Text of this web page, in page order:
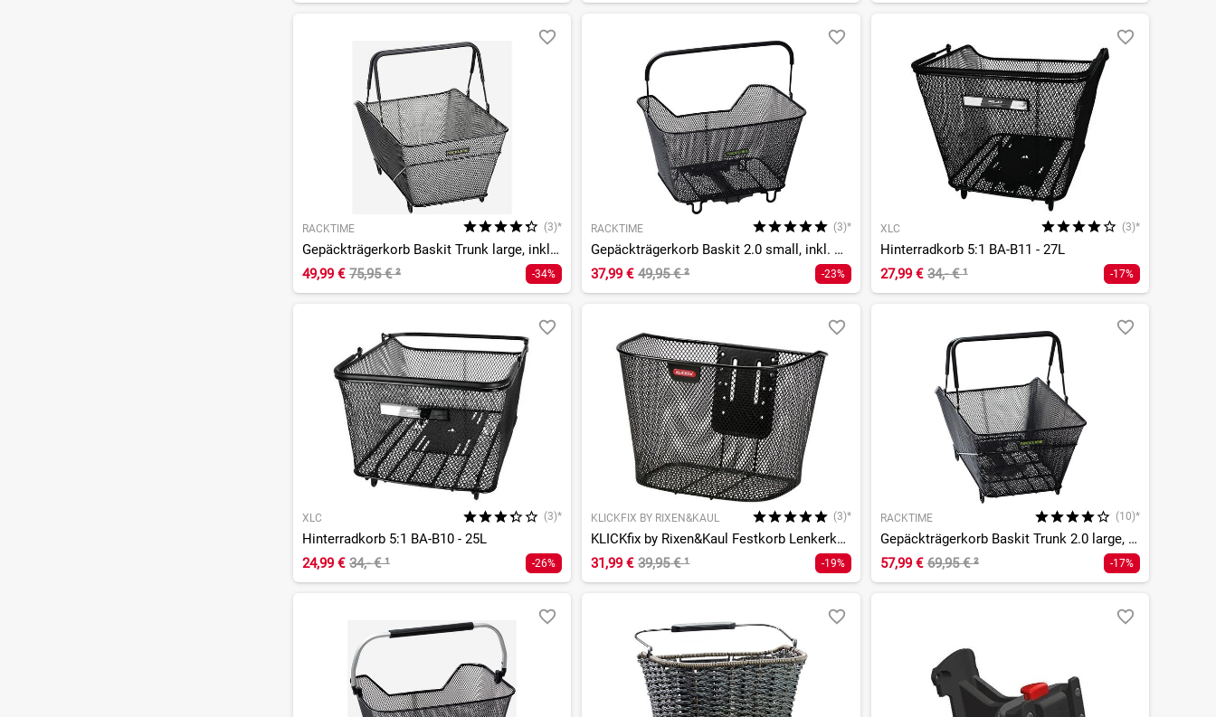
RACKTIME (3)*
Gepäckträgerkorb Baskit Trunk large, inkl. Snapit Adapter
49,99 € 75,95 €² -34%
RACKTIME (3)*
Gepäckträgerkorb Baskit 2.0 small, inkl. Snapit 2.0 Adapter
37,99 € 49,95 €² -23%
XLC (3)*
Hinterradkorb 5:1 BA-B11 - 27L
27,99 € 34,- €¹ -17%
XLC (3)*
Hinterradkorb 5:1 BA-B10 - 25L
24,99 € 34,- €¹ -26%
KLICKFIX BY RIXEN&KAUL (3)*
KLICKfix by Rixen&Kaul Festkorb Lenkerkorb - Festmontage
31,99 € 39,95 €¹ -19%
RACKTIME (10)*
Gepäckträgerkorb Baskit Trunk 2.0 large, Snapit 2.0 Adapter
57,99 € 69,95 €² -17%